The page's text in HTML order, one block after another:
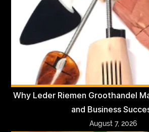
Why Leder Riemen Groothandel
and Business
August 7, 2026